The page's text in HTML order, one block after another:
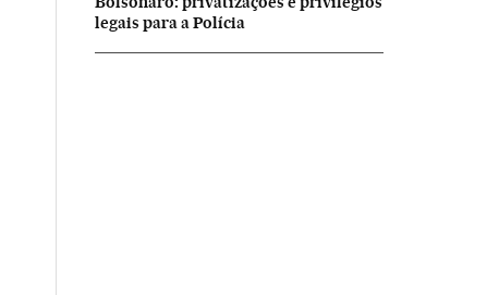
legais para a Polícia